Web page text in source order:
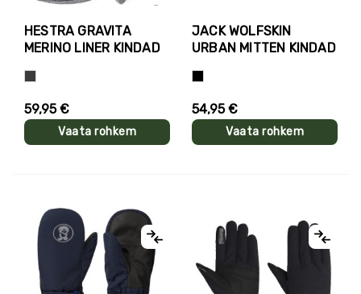
HESTRA GRAVITA
MERINO LINER KINDAD
59,95 €
Vaata rohkem
JACK WOLFSKIN
URBAN MITTEN KINDAD
54,95 €
Vaata rohkem